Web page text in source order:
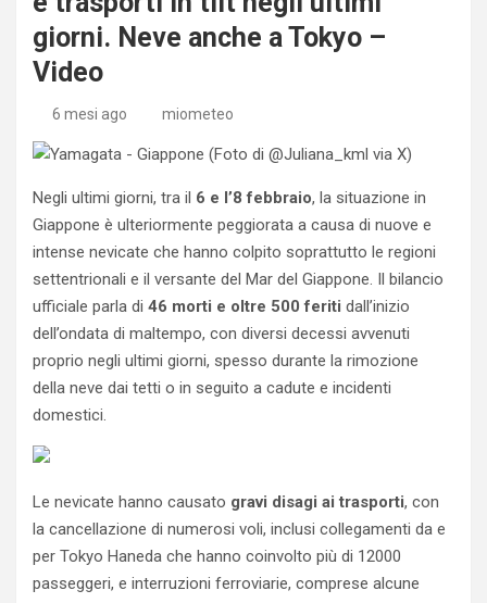
giorni. Neve anche a Tokyo –
Video
6 mesi ago miometeo
Negli ultimi giorni, tra il 6 e l’8 febbraio, la situazione in
Giappone è ulteriormente peggiorata a causa di nuove e
intense nevicate che hanno colpito soprattutto le regioni
settentrionali e il versante del Mar del Giappone. Il bilancio
ufficiale parla di 46 morti e oltre 500 feriti dall’inizio
dell’ondata di maltempo, con diversi decessi avvenuti
proprio negli ultimi giorni, spesso durante la rimozione
della neve dai tetti o in seguito a cadute e incidenti
domestici.
Le nevicate hanno causato gravi disagi ai trasporti, con
la cancellazione di numerosi voli, inclusi collegamenti da e
per Tokyo Haneda che hanno coinvolto più di 12000
passeggeri, e interruzioni ferroviarie, comprese alcune